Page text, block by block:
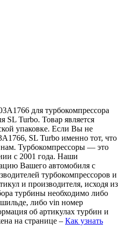
для турбокомпрессора
SL Turbo. Товар является
упаковке. Если Вы не
SL Turbo именно тот, что
нам. Турбокомпрессоры — это
с 2001 года. Наши
Вашего автомобиля с
турбокомпрессоров и
и производителя, исходя из
турбины необходимо либо
либо vin номер
об артикулах турбин и
на странице – Как узнать